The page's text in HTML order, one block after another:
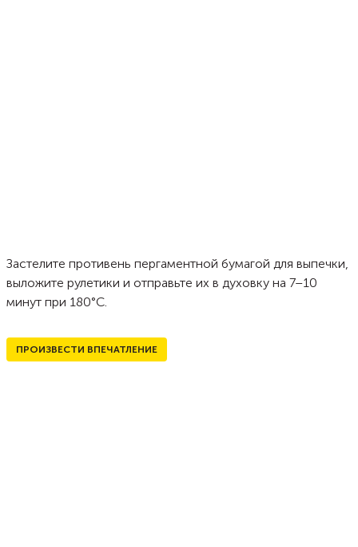
Застелите противень пергаментной бумагой для выпечки,
выложите рулетики и отправьте их в духовку на 7–10
минут при 180°C.
ПРОИЗВЕСТИ ВПЕЧАТЛЕНИЕ